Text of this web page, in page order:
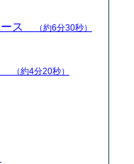
ース （約6分30秒）
（約4分20秒）